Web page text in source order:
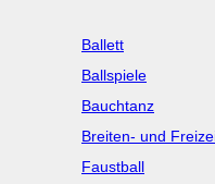
Ballett
Ballspiele
Bauchtanz
Breiten- und
Faustball